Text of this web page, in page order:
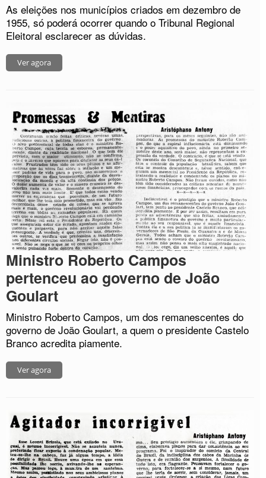
As eleições nos municípios criados em dezembro de
1955, só poderá ocorrer quando o Tribunal Regional
Eleitoral esclarecer as dúvidas.
Ver agora
Ministro Roberto Campos
pertenceu ao governo de João
Goulart
Ministro Roberto Campos, um dos remanescentes do
governo de João Goulart, a quem o presidente Castelo
Branco acredita piamente.
Ver agora